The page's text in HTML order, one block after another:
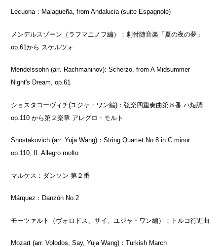
Lecuona： Malagueña, from Andalucia (suite Espagnole)
メンデルスゾーン（ラフマニノフ編）：劇付随音楽「夏の夜の夢」
op.61から スケルツォ
Mendelssohn (arr. Rachmaninov): Scherzo, from A Midsummer
Night's Dream, op.61
ショスタコーヴィチ(ユジャ・ワン編) ：弦楽四重奏曲第８番 ハ短調
op.110から第２楽章 アレグロ・モルト
Shostakovich (arr. Yuja Wang)：String Quartet No.8 in C minor
op.110, II. Allegro molto
マルケス：ダンソン 第２番
Márquez： Danzón No.2
モーツァルト（ヴォロドス、サイ、ユジャ・ワン編）：トルコ行進曲
Mozart (arr. Volodos, Say, Yuja Wang)：Turkish March